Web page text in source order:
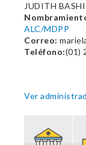
JUDITH
ALC/MDPP
Correo:
Teléfono:(01)
Ver